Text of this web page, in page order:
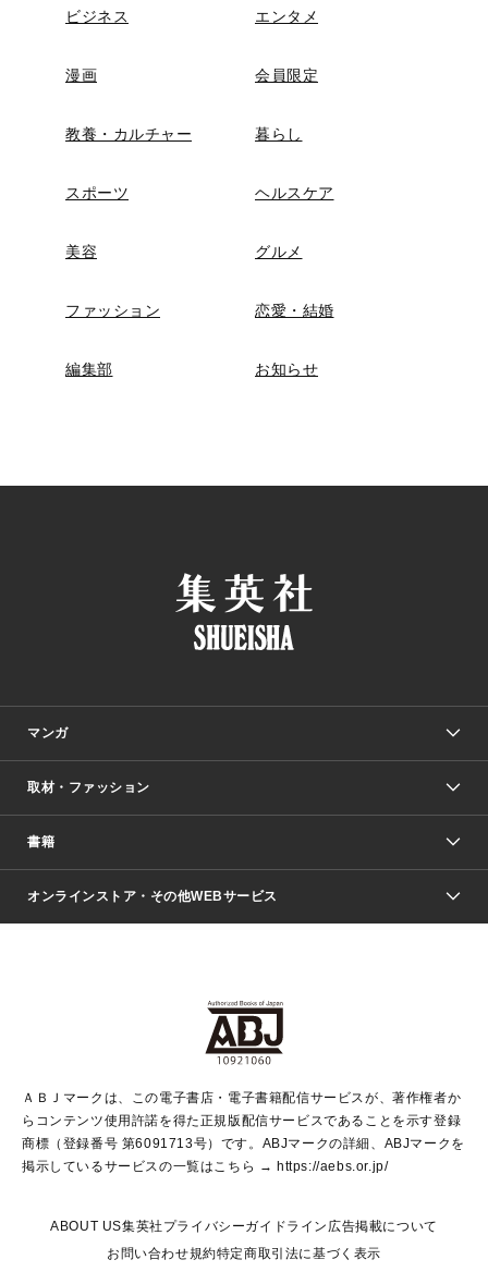
ビジネス エンタメ
漫画 会員限定
教養・カルチャー 暮らし
スポーツ ヘルスケア
美容 グルメ
ファッション 恋愛・結婚
編集部 お知らせ
マンガ
少年マンガ
Vジャンプ
ジャンプルーキー！
ジャンプTOON
S-MANGA
集英社ジャンプリミックス
集英社コミック文庫
週刊ヤングジャンプ
ウルトラジャンプ
少女マンガ
リマコミ＋
マンガMeets
月刊オフィスユー
取材・ファッション
Seventeen
LEE
Marisol
T JAPAN:The New York Times Style Magazine
芸能・情報・スポーツ
パラスポ＋！
書籍
文芸・文庫・総合
青春と読書
アジア人物史
集英社新書
集英社新書プラス
よみタイ
ライトノベル・ノベライズ
集英社Webマガジン Cobalt
集英社オレンジ文庫
シフォン文庫
JUMP j BOOKS
集英社みらい文庫
S-KIDS.LAND
オンラインストア・その他WEBサービス
SHUEISHA MANGA-ART HERITAGE
HAPPY PLUS STORE
shueisha vox
SHOP Marisol
EDITOR'S LAB
ＡＢＪマークは、この電子書店・電子書籍配信サービスが、著作権者か
らコンテンツ使用許諾を得た正規版配信サービスであることを示す登録
商標（登録番号 第6091713号）です。ABJマークの詳細、ABJマークを
掲示しているサービスの一覧はこちら → https://aebs.or.jp/
ABOUT US集英社プライバシーガイドライン 広告掲載について
お問い合わせ規約特定商取引法に基づく表示